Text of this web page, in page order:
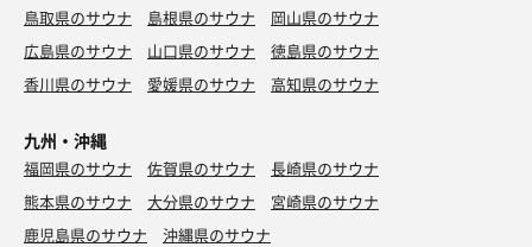
鳥取県のサウナ 島根県のサウナ
岡山県のサウナ
広島県のサウナ
山口県のサウナ
徳島県のサウナ
香川県のサウナ
愛媛県のサウナ 高知県のサウナ
九州・沖縄
福岡県のサウナ 佐賀県のサウナ
長崎県のサウナ
熊本県のサウナ
大分県のサウナ
宮崎県のサウナ
鹿児島県のサウナ
沖縄県のサウナ